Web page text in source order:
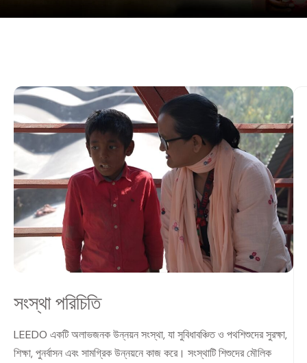
সংস্থা পরিচিতি
LEEDO একটি অলাভজনক উন্নয়ন সংস্থা, যা সুবিধাবঞ্চিত ও পথশিশুদের সুরক্ষা,
শিক্ষা, পুনর্বাসন এবং সামগ্রিক উন্নয়নে কাজ করে। সংস্থাটি শিশুদের মৌলিক